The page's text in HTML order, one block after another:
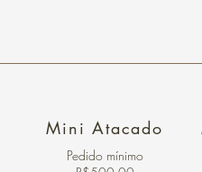
Mini Atacado
Pedido ​mínimo